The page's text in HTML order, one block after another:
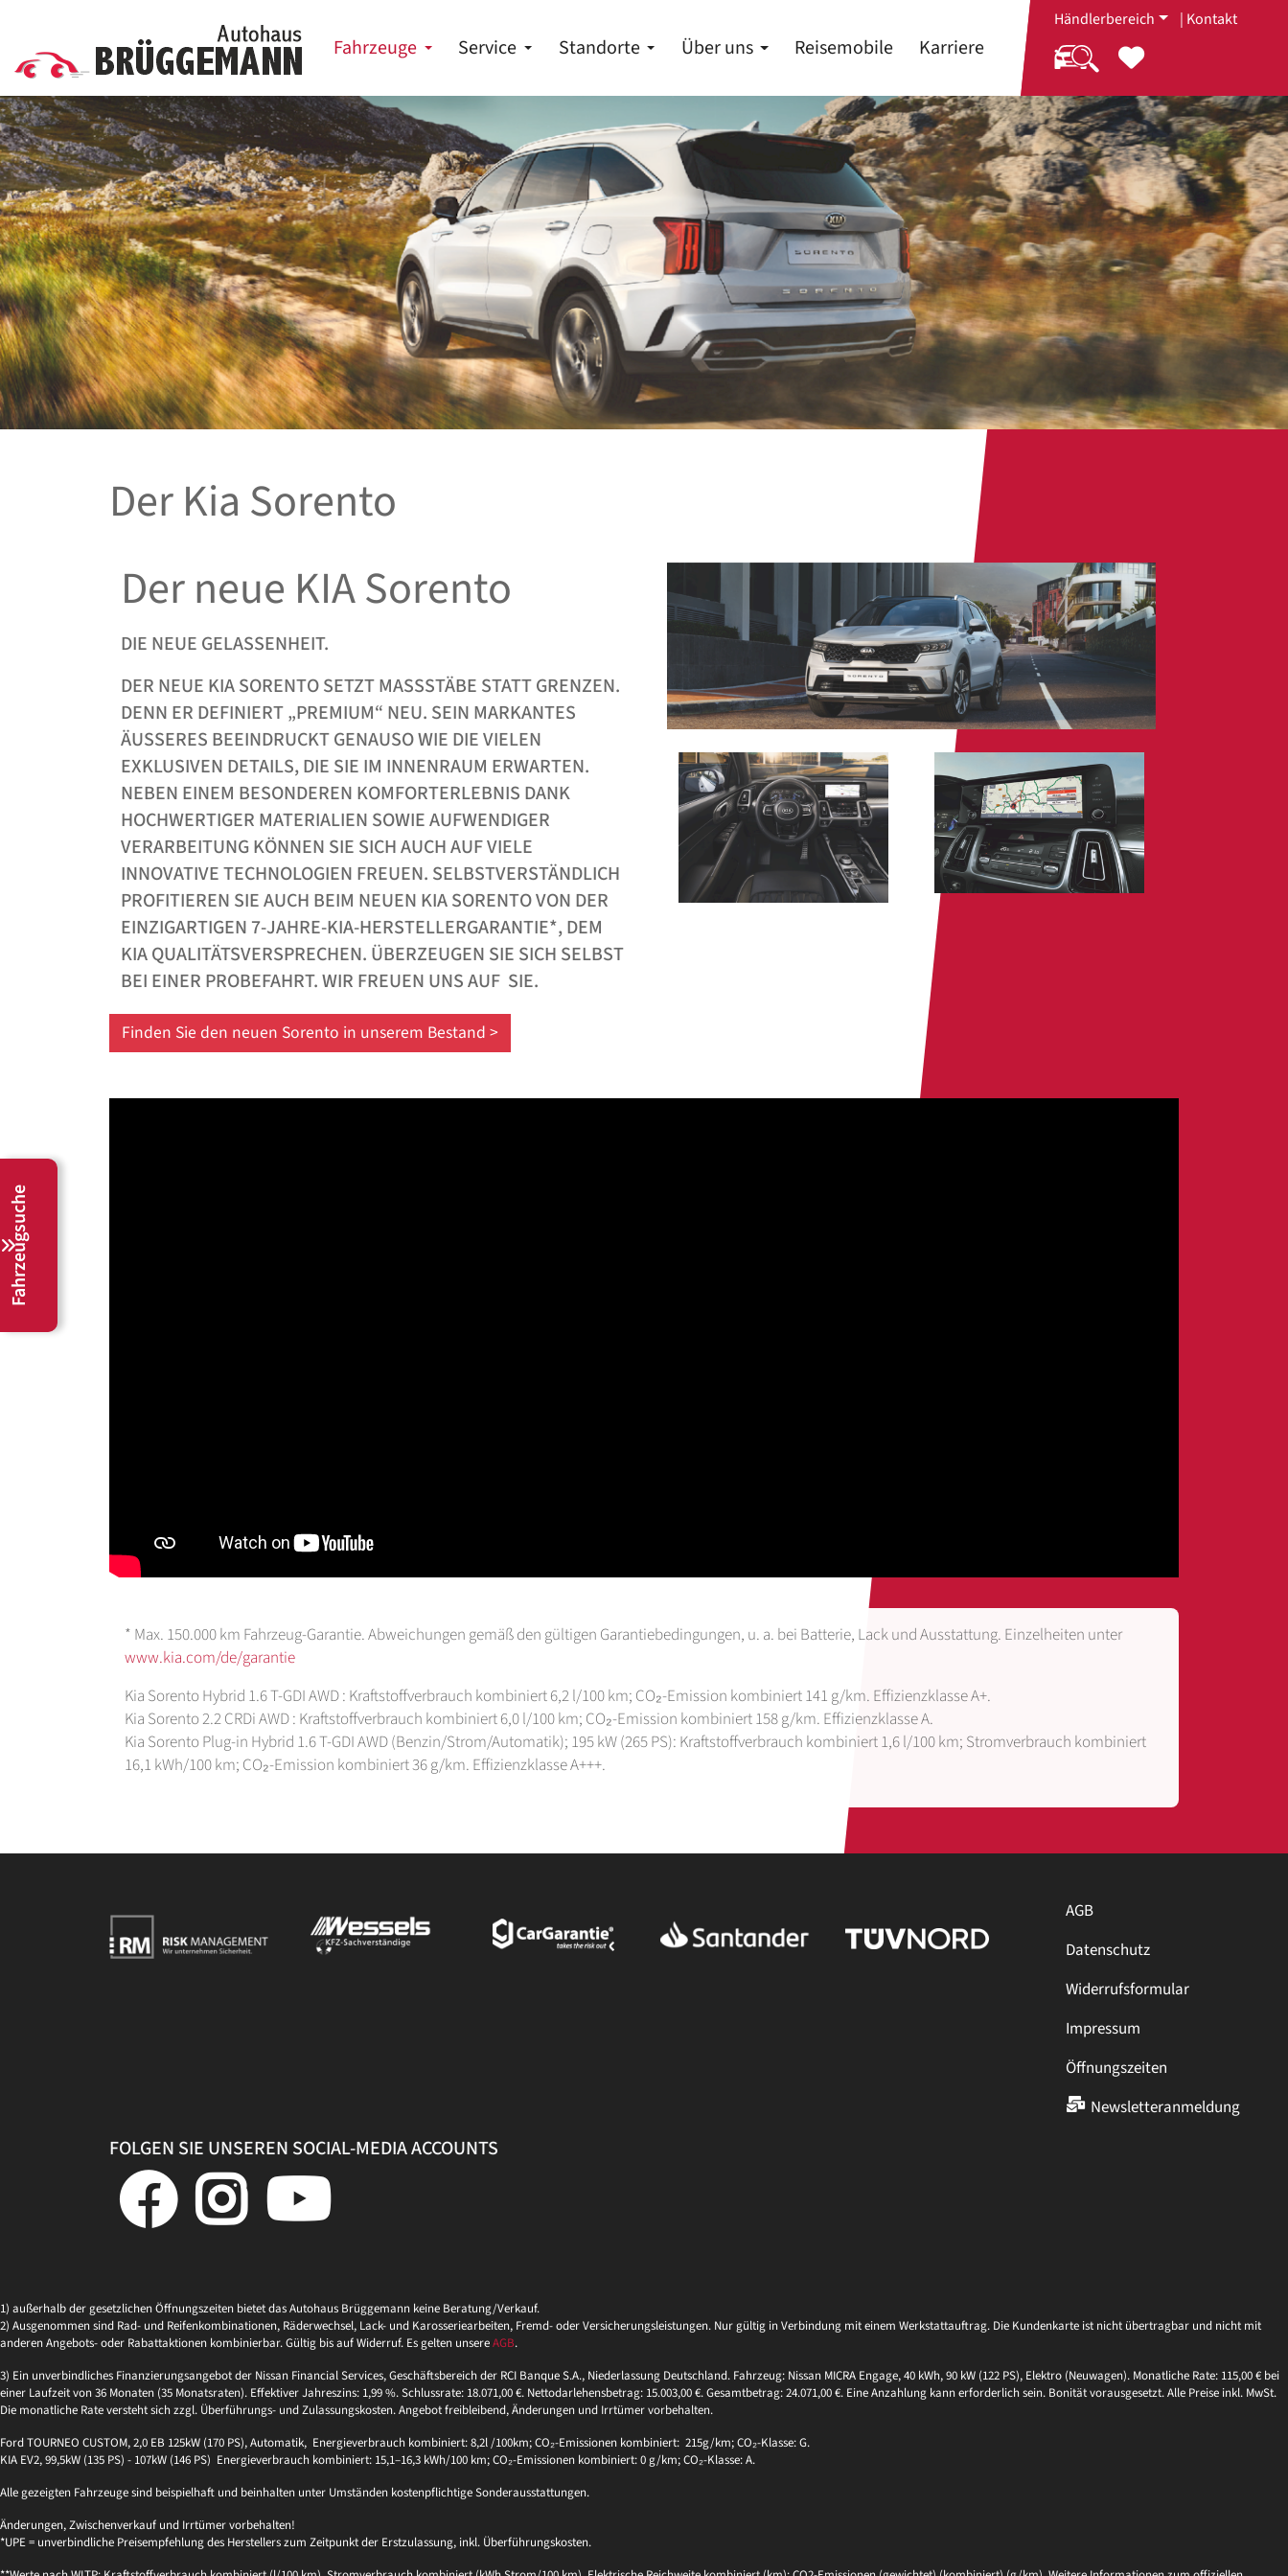
Fahrzeuge Service Standorte Über uns Reisemobile Karriere
Händlerbereich | Kontakt
Der Kia Sorento
Der neue KIA Sorento
DIE NEUE GELASSENHEIT.
DER NEUE KIA SORENTO SETZT MASSSTÄBE STATT GRENZEN. D
ENN ER DEFINIERT „PREMIUM“ NEU. SEIN MARKANTES Ä
USSERES BEEINDRUCKT GENAUSO WIE DIE VIELEN EX
KLUSIVEN DETAILS, DIE SIE IM INNENRAUM ERWARTEN. NE
BEN EINEM BESONDEREN KOMFORTERLEBNIS DANK HO
CHWERTIGER MATERIALIEN SOWIE AUFWENDIGER VE
RARBEITUNG KÖNNEN SIE SICH AUCH AUF VIELE IN
NOVATIVE TECHNOLOGIEN FREUEN. SELBSTVERSTÄNDLICH PR
OFITIEREN SIE AUCH BEIM NEUEN KIA SORENTO VON DER EI
NZIGARTIGEN 7-JAHRE-KIA-HERSTELLERGARANTIE*, DEM KI
A QUALITÄTSVERSPRECHEN. ÜBERZEUGEN SIE SICH SELBST BE
I EINER PROBEFAHRT. WIR FREUEN UNS AUF SIE.
Finden Sie den neuen Sorento in unserem Bestand >
* Max. 150.000 km Fahrzeug-Garantie. Abweichungen gemäß den gültigen Garantiebedingungen, u. a. bei Batterie, Lack und Ausstattung. Einzelheiten unter
www.kia.com/de/garantie
Kia Sorento Hybrid 1.6 T-GDI AWD : Kraftstoffverbrauch kombiniert 6,2 l/100 km; CO₂-Emission kombiniert 141 g/km. Effizienzklasse A+.
Kia Sorento 2.2 CRDi AWD : Kraftstoffverbrauch kombiniert 6,0 l/100 km; CO₂-Emission kombiniert 158 g/km. Effizienzklasse A.
Kia Sorento Plug-in Hybrid 1.6 T-GDI AWD (Benzin/Strom/Automatik); 195 kW (265 PS): Kraftstoffverbrauch kombiniert 1,6 l/100 km; Stromverbrauch kombiniert
16,1 kWh/100 km; CO₂-Emission kombiniert 36 g/km. Effizienzklasse A+++.
AGB
Datenschutz
Widerrufsformular
Impressum
Öffnungszeiten
Newsletteranmeldung
FOLGEN SIE UNSEREN SOCIAL-MEDIA ACCOUNTS
Fahrzeugsuche
1) außerhalb der gesetzlichen Öffnungszeiten bietet das Autohaus Brüggemann keine Beratung/Verkauf.
2) Ausgenommen sind Rad- und Reifenkombinationen, Räderwechsel, Lack- und Karosseriearbeiten, Fremd- oder Versicherungsleistungen. Nur gültig in Verbindung mit einem Werkstattauftrag. Die Kundenkarte ist nicht übertragbar und nicht mit
anderen Angebots- oder Rabattaktionen kombinierbar. Gültig bis auf Widerruf. Es gelten unsereAGB.
3) Ein unverbindliches Finanzierungsangebot der Nissan Financial Services, Geschäftsbereich der RCI Banque S.A., Niederlassung Deutschland. Fahrzeug: Nissan MICRA Engage, 40 kWh, 90 kW (122 PS), Elektro (Neuwagen). Monatliche Rate: 115,00 € bei
einer Laufzeit von 36 Monaten (35 Monatsraten). Effektiver Jahreszins: 1,99 %. Schlussrate: 18.071,00 €. Nettodarlehensbetrag: 15.003,00 €. Gesamtbetrag: 24.071,00 €. Eine Anzahlung kann erforderlich sein. Bonität vorausgesetzt. Alle Preise inkl. MwSt.
Die monatliche Rate versteht sich zzgl. Überführungs- und Zulassungskosten. Angebot freibleibend, Änderungen und Irrtümer vorbehalten.
Ford TOURNEO CUSTOM, 2,0 EB 125kW (170 PS), Automatik, Energieverbrauch kombiniert: 8,2l /100km; CO₂-Emissionen kombiniert: 215g/km; CO₂-Klasse: G.
KIA EV2, 99,5kW (135 PS) - 107kW (146 PS) Energieverbrauch kombiniert: 15,1–16,3 kWh/100 km; CO₂-Emissionen kombiniert: 0 g/km; CO₂-Klasse: A.
Alle gezeigten Fahrzeuge sind beispielhaft und beinhalten unter Umständen kostenpflichtige Sonderausstattungen.
Änderungen, Zwischenverkauf und Irrtümer vorbehalten!
*UPE = unverbindliche Preisempfehlung des Herstellers zum Zeitpunkt der Erstzulassung, inkl. Überführungskosten.